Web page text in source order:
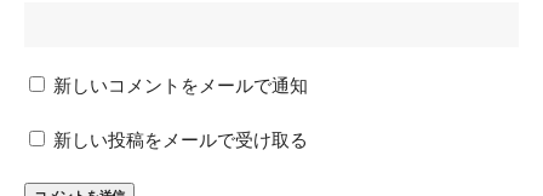
新しいコメントをメールで通知
新しい投稿をメールで受け取る